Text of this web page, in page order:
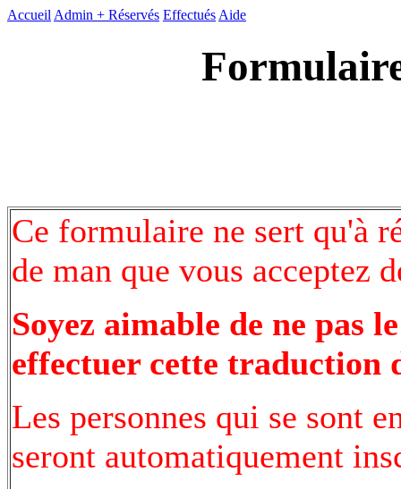
Accueil Admin + Réservés Effectués Aide
Ce formulaire ne sert qu'à
de man que vous acceptez
Soyez aimable de ne pas
effectuer cette traduction
Les personnes qui se sont
seront automatiquement